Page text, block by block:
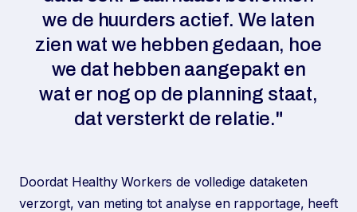
we de huurders actief. We laten
zien wat we hebben gedaan, hoe
we dat hebben aangepakt en
wat er nog op de planning staat,
dat versterkt de relatie."
Doordat Healthy Workers de volledige dataketen
verzorgt, van meting tot analyse en rapportage, heeft